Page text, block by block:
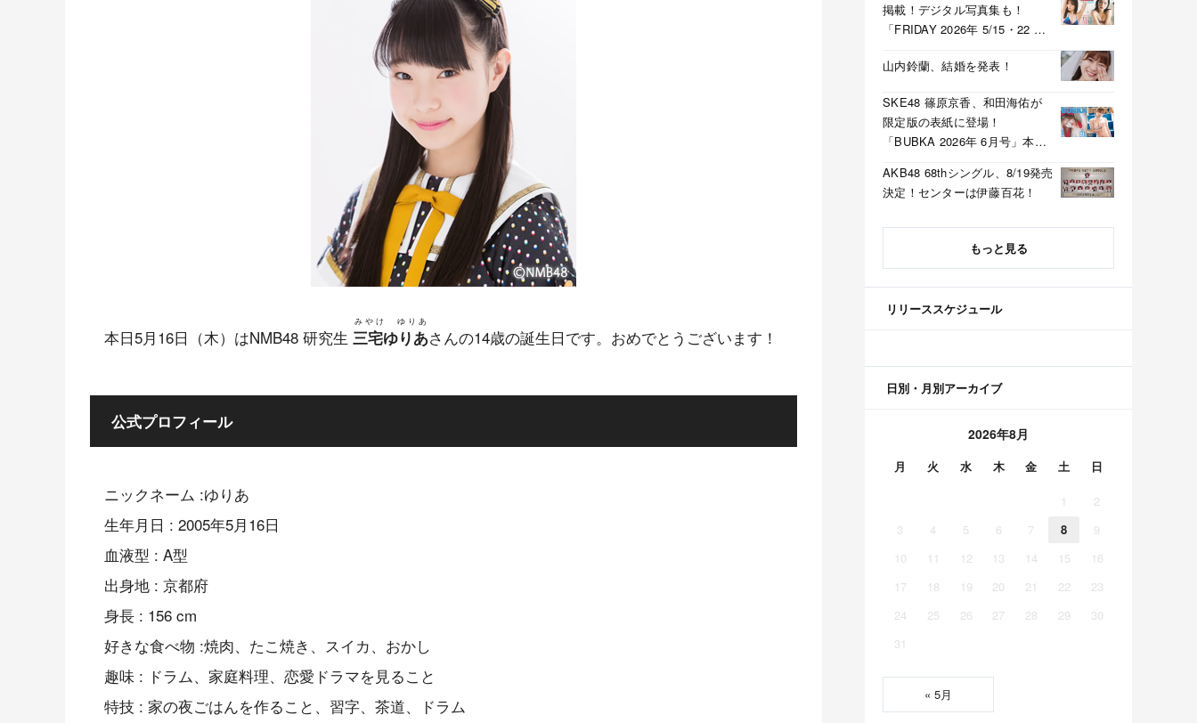
本日5月16日（木）はNMB48 研究生 三宅ゆりあ
みやけ ゆりあ
さんの14歳の誕生日です。おめでとうございます！
公式プロフィール
ニックネーム :ゆりあ
生年月日 : 2005年5月16日
血液型 : A型
出身地 : 京都府
身長 : 156 cm
好きな食べ物 :焼肉、たこ焼き、スイカ、おかし
趣味 : ドラム、家庭料理、恋愛ドラマを見ること
特技 : 家の夜ごはんを作ること、習字、茶道、ドラム
掲載！デジタル写真集も！
「FRIDAY 2026年 5/15・22 合
山内鈴蘭、結婚を発表！
SKE48 篠原京香、和田海佑が
限定版の表紙に登場！
「BUBKA 2026年 6月号」本日
AKB48 68thシングル、8/19発売
決定！センターは伊藤百花！
もっと見る
リリーススケジュール
日別・月別アーカイブ
2026年8月
月 火 水 木 金 土 日
1
2
3
4 5 6 7 8
9
10
11 12 13 14 15
16
17
18 19 20 21 22
23
24
25 26 27 28 29
30
31
« 5月